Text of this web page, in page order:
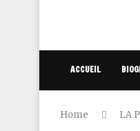
ACCUEIL
Home LA